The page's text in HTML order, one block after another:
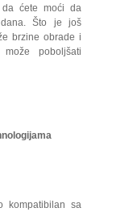
ćete moći da
Što je još
brzine obrade i
poboljšati
kompatibilan sa